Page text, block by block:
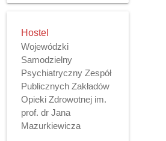
Hostel
Wojewódzki
Samodzielny
Psychiatryczny Zespół
Publicznych Zakładów
Opieki Zdrowotnej im.
prof. dr Jana
Mazurkiewicza